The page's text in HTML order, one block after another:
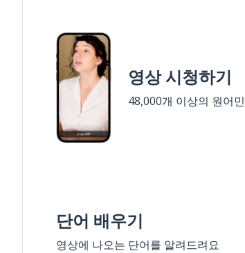
영상 시청하기
48,000개 이상의 원어
단어 배우기
영상에 나오는 단어를 알려드려요